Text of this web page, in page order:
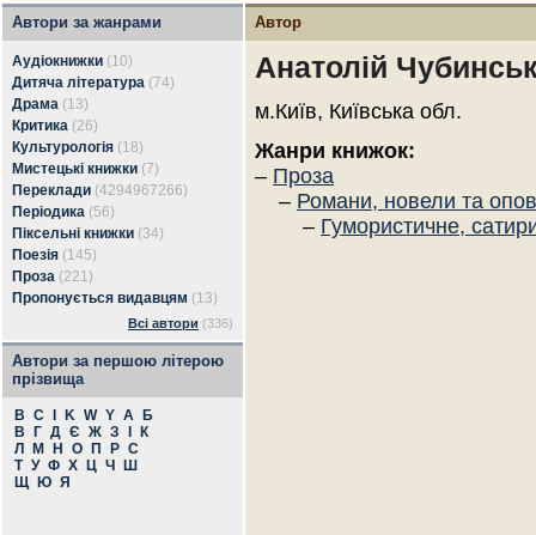
Автори за жанрами
Аудіокнижки (10)
Дитяча література (74)
Драма (13)
Критика (26)
Культурологія (18)
Мистецькі книжки (7)
Переклади (4294967266)
Періодика (56)
Піксельні книжки (34)
Поезія (145)
Проза (221)
Пропонується видавцям (13)
Всі автори (336)
Автори за першою літерою
прізвища
B C K W Y А
Б
В
Г Д Є Ж З
К
Л
М Н О П Р С
Т У Ф Х Ц Ч
Ш
Щ
Ю Я
Автор
Анатолій
м.Київ, Київська обл.
Жанри книжок:
– Проза
– Романи, новели та
– Гумористичне,